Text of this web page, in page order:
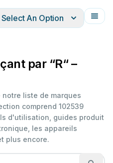
Français
Select An Option
par “R“ –
liste de marques
comprend 102539
d'utilisation, guides produit
les appareils
plus encore.